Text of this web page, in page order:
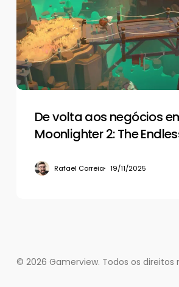
negócios
em
Moonlighter
2:
The
Endless
De volta aos negócios
Moonlighter 2: The
Rafael Correia 19/11/2025
© 2026 Gamerview. Todos os direitos